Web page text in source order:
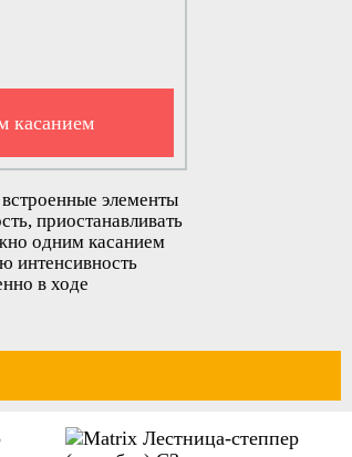
касанием
элементы
приостанавливать
одним касанием
интенсивность
в ходе